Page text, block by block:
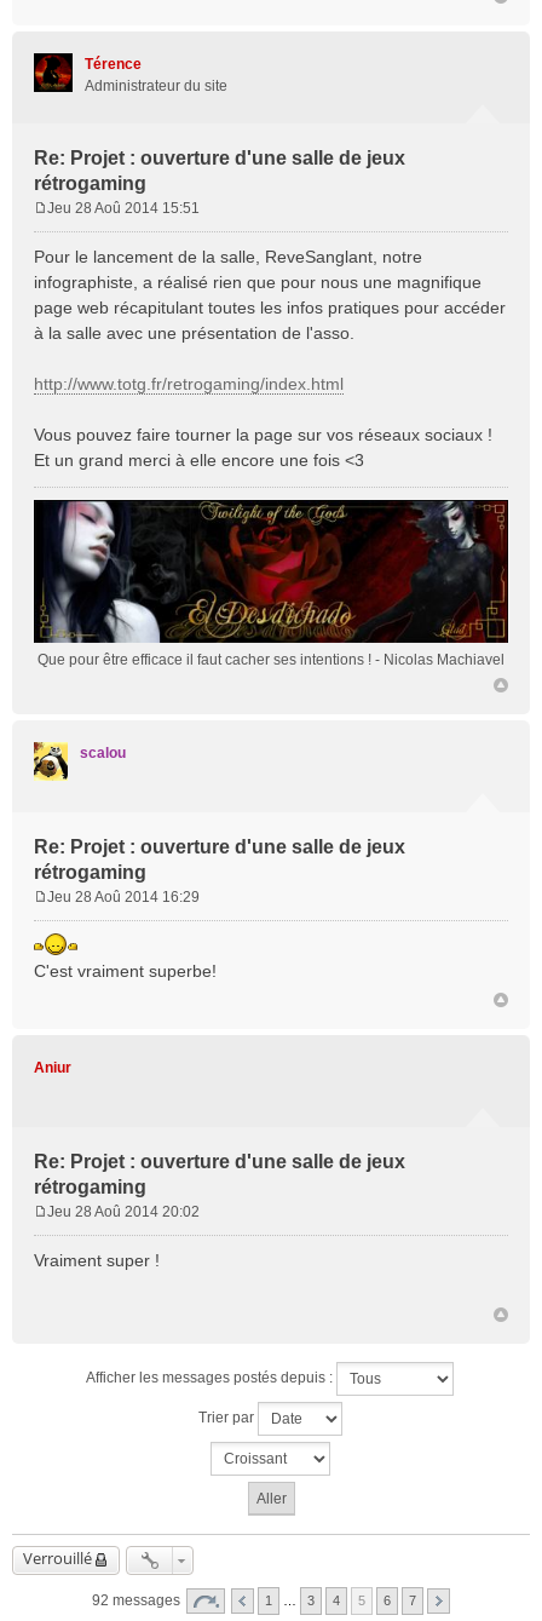
Térence
Administrateur du site
Re: Projet : ouverture d'une salle de jeux
rétrogaming
s
s
a
g
Jeu 28 Aoû 2014 15:51
Pour le lancement de la salle, ReveSanglant, notre
infographiste, a réalisé rien que pour nous une magnifique
page web récapitulant toutes les infos pratiques pour accéder
à la salle avec une présentation de l'asso.
http://www.totg.fr/retrogaming/index.html
Vous pouvez faire tourner la page sur vos réseaux sociaux !
Et un grand merci à elle encore une fois <3
Que pour être efficace il faut cacher ses intentions ! - Nicolas Machiavel
scalou
Re: Projet : ouverture d'une salle de jeux
rétrogaming
e
s
s
Jeu 28 Aoû 2014 16:29
C'est vraiment superbe!
Aniur
Re: Projet : ouverture d'une salle de jeux
rétrogaming
s
Jeu 28 Aoû 2014 20:02
Vraiment super !
Afficher les messages postés depuis :
Trier par
Verrouillé
92 messages 1 3 4 5 6 7